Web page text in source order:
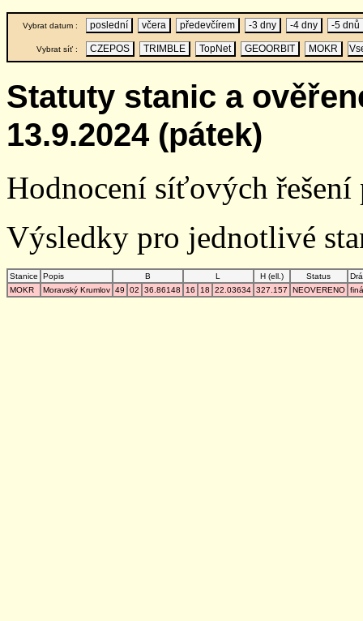
Vybrat datum : poslední včera předevčírem -3 dny -4 dny -5 dnů
Vybrat síť : CZEPOS TRIMBLE TopNet GEOORBIT MOKR
Statuty stanic a
13.9.2024 (pátek)
Hodnocení síťových
Výsledky pro jednotlivé
Stanice Popis B L H (ell.) Status
MOKR
Moravský Krumlov 49 02 36.86148 16 18 22.03634 327.157 NEOVERENO